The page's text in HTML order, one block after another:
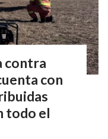
contra
con
todo el